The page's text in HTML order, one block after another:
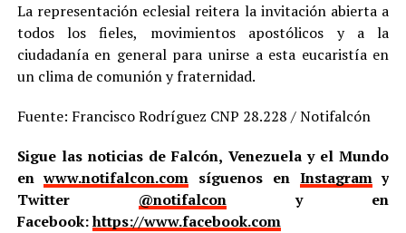
La representación eclesial reitera la invitación abierta a
todos los fieles, movimientos apostólicos y a la
ciudadanía en general para unirse a esta eucaristía en
un clima de comunión y fraternidad.
Fuente: Francisco Rodríguez CNP 28.228 / Notifalcón
Sigue las noticias de Falcón, Venezuela y el Mundo
enwww.notifalcon.com síguenos en Instagramy
Twitter @notifalcony en
Facebook:https://www.facebook.com